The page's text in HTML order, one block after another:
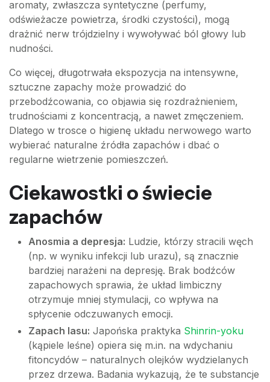
aromaty, zwłaszcza syntetyczne (perfumy,
odświeżacze powietrza, środki czystości), mogą
drażnić nerw trójdzielny i wywoływać ból głowy lub
nudności.
Co więcej, długotrwała ekspozycja na intensywne,
sztuczne zapachy może prowadzić do
przebodźcowania, co objawia się rozdrażnieniem,
trudnościami z koncentracją, a nawet zmęczeniem.
Dlatego w trosce o higienę układu nerwowego warto
wybierać naturalne źródła zapachów i dbać o
regularne wietrzenie pomieszczeń.
Ciekawostki o świecie
zapachów
Anosmia a depresja: Ludzie, którzy stracili węch
(np. w wyniku infekcji lub urazu), są znacznie
bardziej narażeni na depresję. Brak bodźców
zapachowych sprawia, że układ limbiczny
otrzymuje mniej stymulacji, co wpływa na
spłycenie odczuwanych emocji.
Zapach lasu: Japońska praktyka Shinrin-yoku
(kąpiele leśne) opiera się m.in. na wdychaniu
fitoncydów – naturalnych olejków wydzielanych
przez drzewa. Badania wykazują, że te substancje